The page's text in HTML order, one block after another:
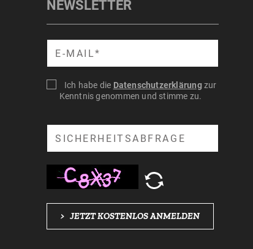
NEWSLETTER
Suche
Ich habe die Datenschutzerklärungzur
Kenntnis genommen und stimme zu.
Suche
> JETZT KOSTENLOS ANMELDEN